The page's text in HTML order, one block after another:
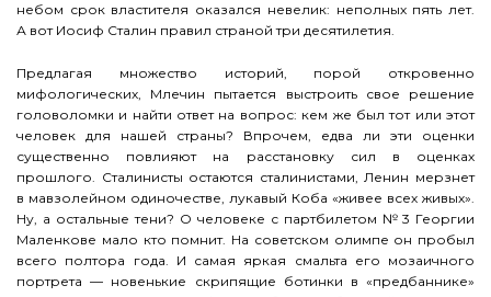
небом срок властителя оказался невелик: неполных пять лет.
А вот Иосиф Сталин правил страной три десятилетия.
Предлагая множество историй, порой откровенно
мифологических, Млечин пытается выстроить свое решение
головоломки и найти ответ на вопрос: кем же был тот или этот
человек для нашей страны? Впрочем, едва ли эти оценки
существенно повлияют на расстановку сил в оценках
прошлого. Сталинисты остаются сталинистами, Ленин мерзнет
в мавзолейном одиночестве, лукавый Коба «живее всех живых».
Ну, а остальные тени? О человеке с партбилетом № 3 Георгии
Маленкове мало кто помнит. На советском олимпе он пробыл
всего полтора года. И самая яркая смальта его мозаичного
портрета — новенькие скрипящие ботинки в «предбаннике»